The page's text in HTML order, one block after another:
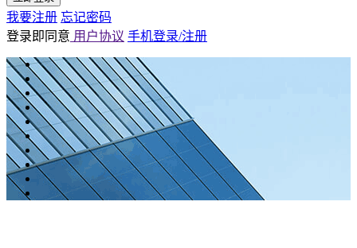
我要注册 忘记密码
登录即同意 用户协议 手机登录/注册